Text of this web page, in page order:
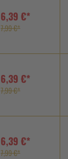
6,39 €*
7,99 €*
6,39 €*
7,99 €*
6,39 €*
7,99 €*